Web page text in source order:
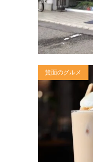
箕面のグルメ